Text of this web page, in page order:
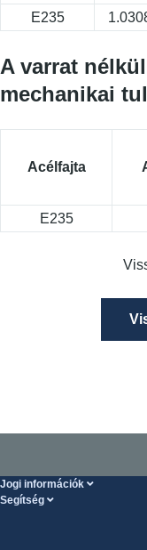
E235
A varrat
mechanikai
Acélfajta
E235
Jogi információk
Segítség